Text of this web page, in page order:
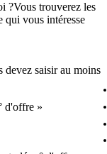
?Vous trouverez les
qui vous intéresse
devez saisir au moins
d'offre »